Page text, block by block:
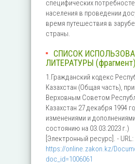
специфических
населения в проведении
время путешествия в
страны.
СПИСОК
ЛИТЕРАТУРЫ (фрагмент)
1.Гражданский кодекс
Казахстан (Общая часть),
Верховным Советом
Казахстан 27 декабря 1994
изменениями и
состоянию на 03.03.2023 г.)
[Электронный ресурс]. - URL:
https://online.zakon.kz/
doc_id=1006061